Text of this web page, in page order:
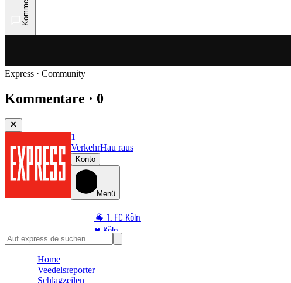
Express · Community
Kommentare · 0
1
VerkehrHau raus
Konto
Menü
🐐 1. FC Köln
♥️ Köln
⭐ Promi
🛒 Shoppingwelt
Home
Veedelsreporter
Schlagzeilen